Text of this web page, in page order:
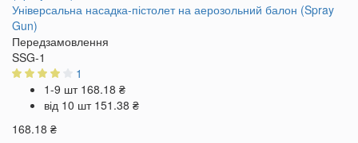
Універсальна насадка-пістолет на аерозольний балон (Spray
Gun)
Передзамовлення
SSG-1
1
1-9 шт 168.18 ₴
від 10 шт 151.38 ₴
168.18 ₴